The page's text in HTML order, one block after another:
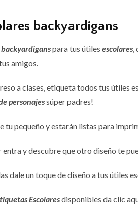
backyardigans
para tus útiles escolares,
amigos.
a clases, etiqueta todos tus útiles
personajessúper padres!
tu pequeño y estarán listas para
y descubre que otro diseño te
dale un toque de diseño a tus útiles
Escolaresdisponibles da clic